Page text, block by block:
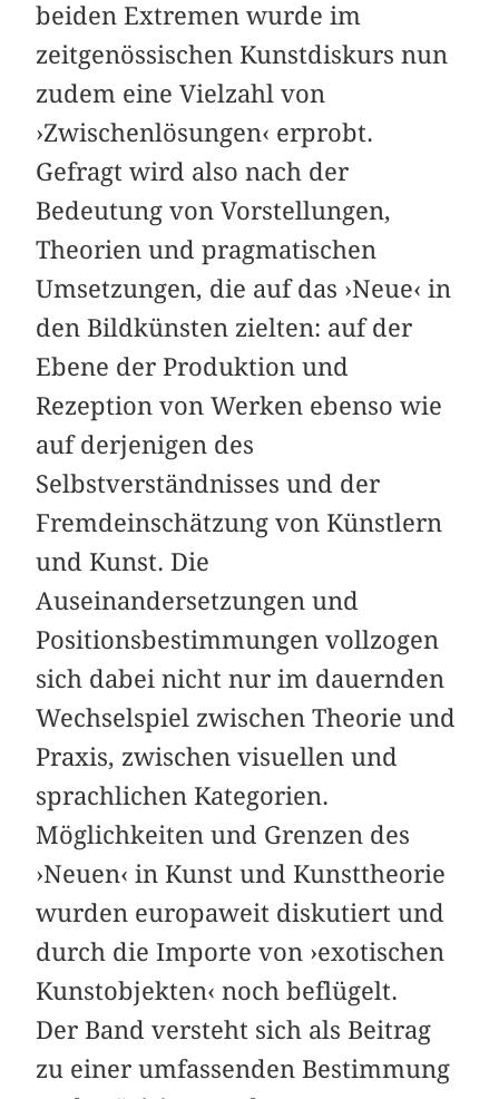
beiden Extremen wurde im
zeitgenössischen Kunstdiskurs nun
zudem eine Vielzahl von
›Zwischenlösungen‹ erprobt.
Gefragt wird also nach der
Bedeutung von Vorstellungen,
Theorien und pragmatischen
Umsetzungen, die auf das ›Neue‹ in
den Bildkünsten zielten: auf der
Ebene der Produktion und
Rezeption von Werken ebenso wie
auf derjenigen des
Selbstverständnisses und der
Fremdeinschätzung von Künstlern
und Kunst. Die
Auseinandersetzungen und
Positionsbestimmungen vollzogen
sich dabei nicht nur im dauernden
Wechselspiel zwischen Theorie und
Praxis, zwischen visuellen und
sprachlichen Kategorien.
Möglichkeiten und Grenzen des
›Neuen‹ in Kunst und Kunsttheorie
wurden europaweit diskutiert und
durch die Importe von ›exotischen
Kunstobjekten‹ noch beflügelt.
Der Band versteht sich als Beitrag
zu einer umfassenden Bestimmung